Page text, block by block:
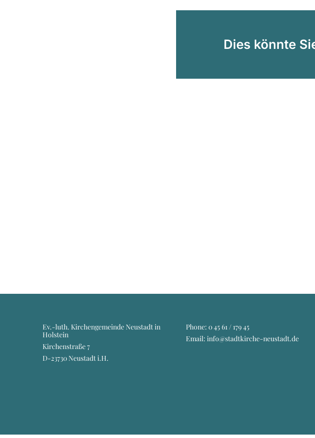
Dies könnte
Ev.-luth. Kirchengemeinde Neustadt in
Holstein
Kirchenstraße 7
D-23730 Neustadt i.H.
Phone: 0 45 61 / 179 45
Email: info@stadtkirche-neustadt.de